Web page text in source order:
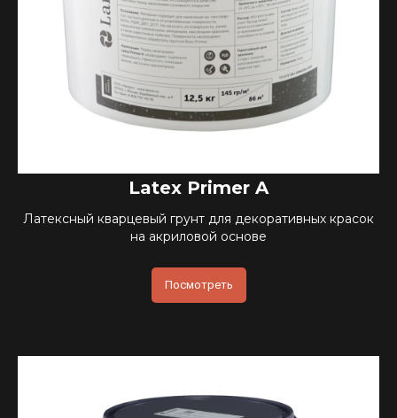
Latex Primer A
Латексный кварцевый грунт для декоративных красок
на акриловой основе
Посмотреть